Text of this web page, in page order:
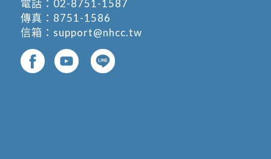
電話： 02-8751-1587
傳真：8751-1586
信箱： support@nhcc.tw